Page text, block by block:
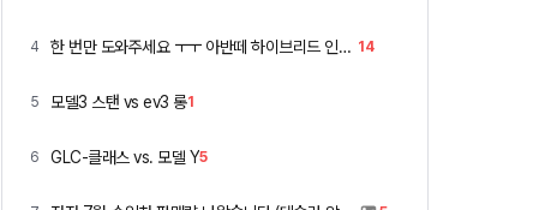
4 한 번만 도와주세요 ㅜㅜ 아반떼 하이브리드 인스 vs 폭스바겐 골프 14
5 모델3 스탠 vs ev3 롱1
6 GLC-클래스 vs. 모델 Y5